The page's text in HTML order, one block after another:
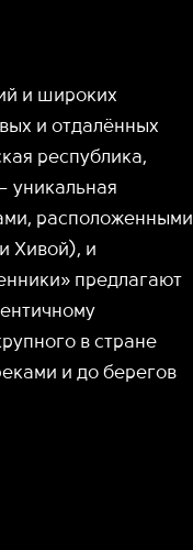
и широких
и отдалённых
республика,
уникальная
расположенными
Хивой), и
предлагают
в стране
и до берегов